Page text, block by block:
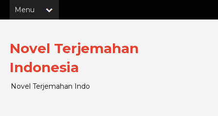
Novel Terjemahan
Indonesia
Novel Terjemahan Indo